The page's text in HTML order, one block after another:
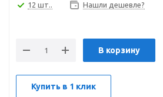
12 шт.. Нашли дешевле?
В корзину
Купить в 1 клик